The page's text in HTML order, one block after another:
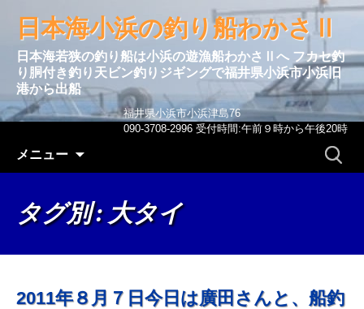
日本海小浜の釣り船わかさⅡ
日本海若狭の釣り船は小浜の遊漁船わかさⅡへ フカセ釣
り胴付き釣り天ビン釣りジギングで福井県小浜市小浜旧
港から出船
福井県小浜市小浜津島76
090-3708-2996 受付時間:午前９時から午後20時
メニュー
検
タグ別 : 大タイ
2011年８月７日今日は廣田さんと、船釣